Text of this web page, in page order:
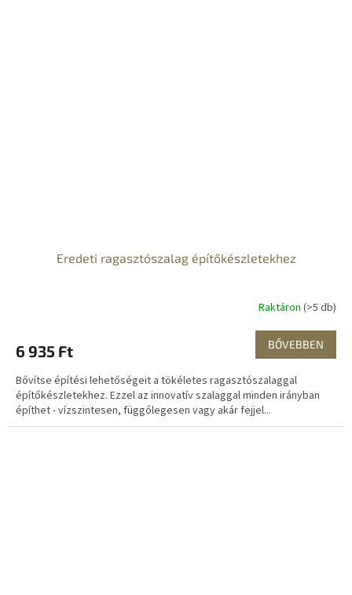
Eredeti ragasztószalag építőkészletekhez
Raktáron (>5 db)
6 935 Ft BŐVEBBEN
Bővítse építési lehetőségeit a tökéletes ragasztószalaggal
építőkészletekhez. Ezzel az innovatív szalaggal minden irányban
építhet - vízszintesen, függőlegesen vagy akár fejjel...